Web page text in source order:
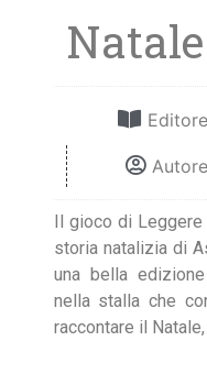
Editore
Autore
Il gioco di
storia natalizia di
una bella
nella stalla che
raccontare il